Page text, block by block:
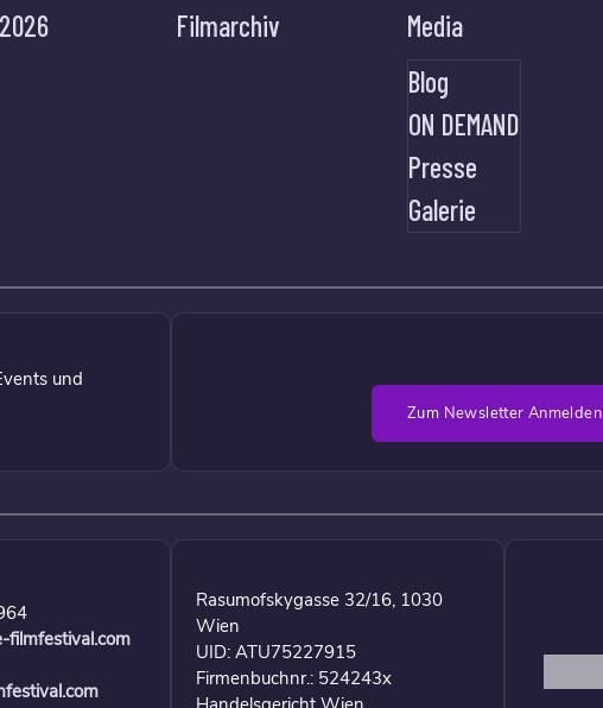
Filmarchiv
Media
Blog
ON DEMAND
Presse
Galerie
und
Zum Newsletter Anmelden
filmfestival.com
Rasumofskygasse 32/16, 1030
Wien
UID: ATU75227915
Firmenbuchnr.: 524243x